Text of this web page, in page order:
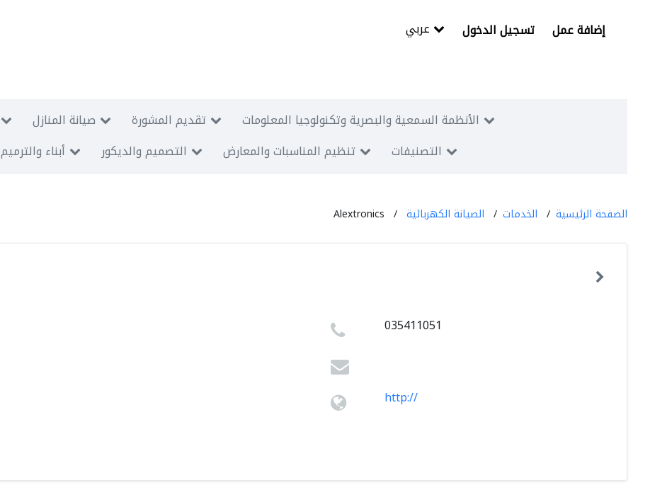
تسجيل الدخول إضافة عمل
صيانة المنازل تقديم المشورة
الأنظمة السمعية والبصرية وتكنولوجيا المعلومات
أبناء والترميم التصميم والديكور تنظيم المناسبات والمعارض التصنيفات
الصفحة الرئيسية الخدمات الصيانة الكهربائية Alextronics
035411051
http://